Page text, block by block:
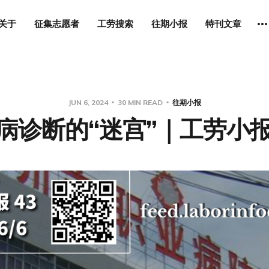
于 征集志愿者 工劳搜索 往期小报 特刊文章
JUN 6, 2024 30 MIN READ 往期小报
诊断的“迷宫”｜工劳小